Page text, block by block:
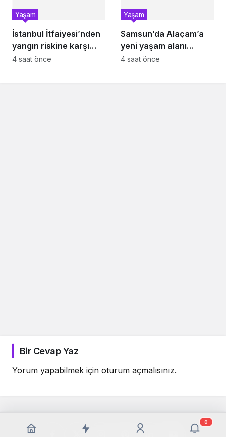
İstanbul İtfaiyesi’nden
yangın riskine karşı
videolu uyarı
Yaşam
4 saat önce
Samsun’da Alaçam’a
yeni yaşam alanı
kazandırıldı
Yaşam
4 saat önce
Bir Cevap Yaz
Yorum yapabilmek için oturum açmalısınız.
0